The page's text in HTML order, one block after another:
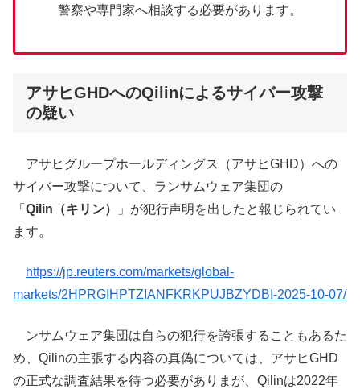
警察や専門家へ相談する必要があります。
アサヒGHDへのQilinによるサイバー攻撃
の疑い
アサヒグループホールディングス（アサヒGHD）への
サイバー攻撃について、ランサムウェア集団の
「 Qilin（キリン）
」が犯行声明を出したと報じられてい
ます。
https://jp.reuters.com/markets/global-
markets/2HPRGIHPTZIANFKRKPUJBZYDBI-2025-10-07/
ンサムウェア集団は自らの犯行を誇張することもあるた
め、Qilinの主張する内容の真偽については、アサヒGHD
の正式な調査結果を待つ必要がありまが、Qilinは2022年